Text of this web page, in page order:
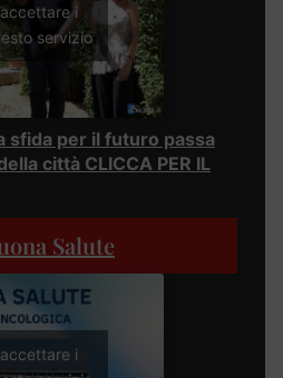
i
servizio
sfida per il futuro passa
città CLICCA PER IL
Salute
i